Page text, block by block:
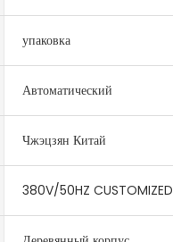
упаковка
Автоматический
Чжэцзян Китай
380V/50HZ CUSTOMIZED